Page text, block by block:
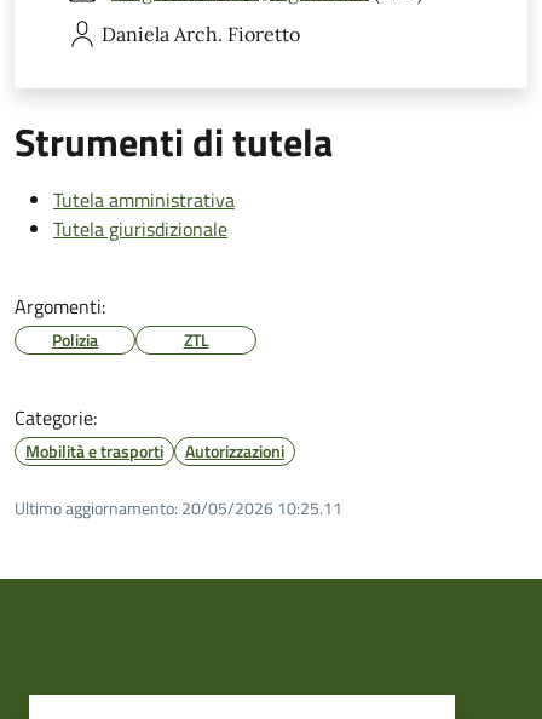
Daniela Arch. Fioretto
Strumenti di tutela
Tutela amministrativa
Tutela giurisdizionale
Argomenti:
Polizia ZTL
Categorie:
Mobilità e trasporti Autorizzazioni
Ultimo aggiornamento: 20/05/2026 10:25.11